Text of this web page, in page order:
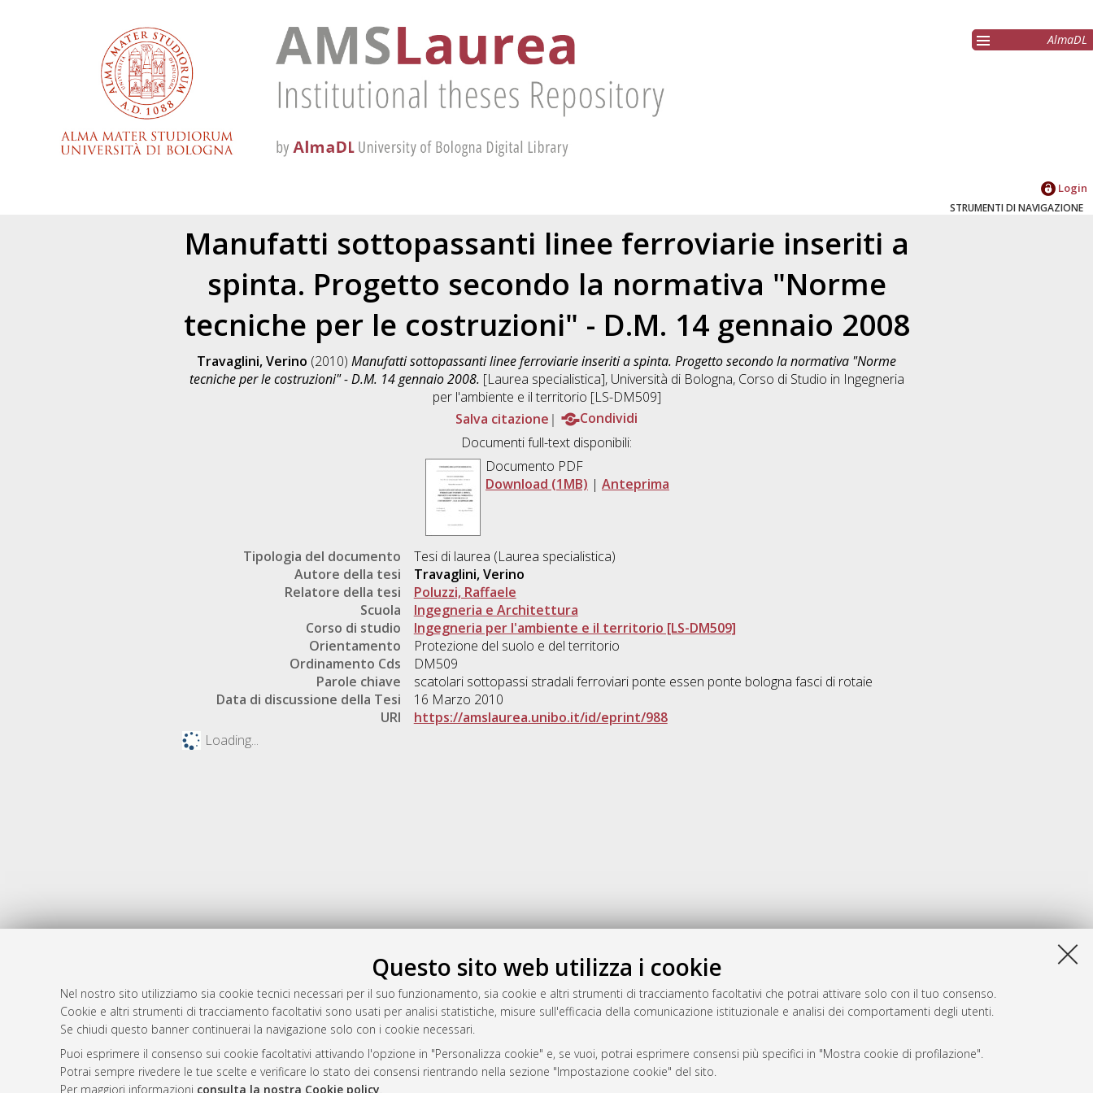
Questo sito web utilizza i cookie
Nel nostro sito utilizziamo sia cookie tecnici necessari per il suo funzionamento, sia cookie e altri strumenti di tracciamento facoltativi che potrai attivare solo con il tuo consenso.
Cookie e altri strumenti di tracciamento facoltativi sono usati per analisi statistiche, misure sull'efficacia della comunicazione istituzionale e analisi dei comportamenti degli utenti.
Se chiudi questo banner continuerai la navigazione solo con i cookie necessari.
Puoi esprimere il consenso sui cookie facoltativi attivando l'opzione in "Personalizza cookie" e, se vuoi, potrai esprimere consensi più specifici in "Mostra cookie di profilazione".
Potrai sempre rivedere le tue scelte e verificare lo stato dei consensi rientrando nella sezione "Impostazione cookie" del sito.
Per maggiori informazioni consulta la nostra Cookie policy
AlmaDL
Login
STRUMENTI DI NAVIGAZIONE
Manufatti sottopassanti linee ferroviarie inseriti a
spinta. Progetto secondo la normativa "Norme
tecniche per le costruzioni" - D.M. 14 gennaio 2008
Travaglini, Verino (2010) Manufatti sottopassanti linee ferroviarie inseriti a spinta. Progetto secondo la normativa "Norme
tecniche per le costruzioni" - D.M. 14 gennaio 2008. [Laurea specialistica], Università di Bologna, Corso di Studio in Ingegneria
per l'ambiente e il territorio [LS-DM509]
Salva citazione
Condividi
Documenti full-text disponibili:
Documento PDF
Download (1MB) | Anteprima
Tipologia del documento
Tesi di laurea (Laurea specialistica)
Autore della tesi
Travaglini, Verino
Relatore della tesi
Poluzzi, Raffaele
Scuola
Ingegneria e Architettura
Corso di studio
Ingegneria per l'ambiente e il territorio [LS-DM509]
Orientamento
Protezione del suolo e del territorio
Ordinamento Cds
DM509
Parole chiave
scatolari sottopassi stradali ferroviari ponte essen ponte bologna fasci di rotaie
Data di discussione della Tesi
16 Marzo 2010
URI
https://amslaurea.unibo.it/id/eprint/988
Loading...
Gestione del documento:
Atom
Rss 1.0
Rss 2.0
AMS Laurea
Servizio implementato e gestito da
Impostazioni Cookie
Informativa sulla privacy